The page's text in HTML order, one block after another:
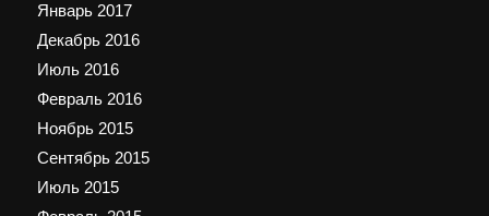
Январь 2017
Декабрь 2016
Июль 2016
Февраль 2016
Ноябрь 2015
Сентябрь 2015
Июль 2015